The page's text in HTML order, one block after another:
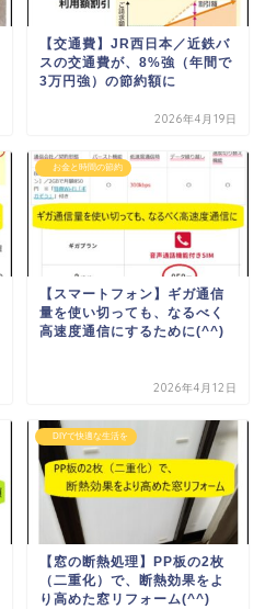
【交通費】JR西日本／近鉄バ
スの交通費が、8%強（年間で
3万円強）の節約額に
2026年4月19日
お金と時間の節約
【スマートフォン】ギガ通信
量を使い切っても、なるべく
高速度通信にするために(^^)
2026年4月12日
DIYで快適な生活を
【窓の断熱処理】PP板の2枚
（二重化）で、断熱効果をよ
り高めた窓リフォーム(^^)